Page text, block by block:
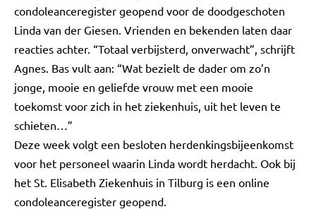
condoleanceregister geopend voor de doodgeschoten
Linda van der Giesen. Vrienden en bekenden laten daar
reacties achter. “Totaal verbijsterd, onverwacht”, schrijft
Agnes. Bas vult aan: “Wat bezielt de dader om zo’n
jonge, mooie en geliefde vrouw met een mooie
toekomst voor zich in het ziekenhuis, uit het leven te
schieten…”
Deze week volgt een besloten herdenkingsbijeenkomst
voor het personeel waarin Linda wordt herdacht. Ook bij
het St. Elisabeth Ziekenhuis in Tilburg is een online
condoleanceregister geopend.